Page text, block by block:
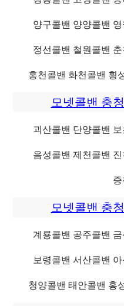
양구콜밴 양양콜밴
정선콜밴 철원콜밴
홍천콜밴 화천콜밴 횡
모넷콜밴 충
괴산콜밴 단양콜밴
음성콜밴 제천콜밴
증
모넷콜밴 충
계룡콜밴 공주콜밴
보령콜밴 서산콜밴
청양콜밴 태안콜밴 홍